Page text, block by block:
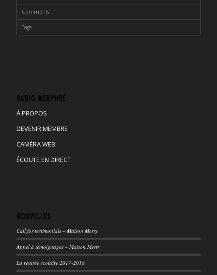
Comments
Tags
RADIO WEBPHRÉ
À PROPOS
DEVENIR MEMBRE
CAMÉRA WEB
ÉCOUTE EN DIRECT
NOUVELLES
Call for testimonials – Maison Merry
Appel à témoignages – Maison Merry
La rentrée scolaire 2017-2018